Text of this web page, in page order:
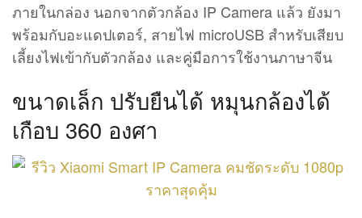
ภายในกล่อง นอกจากตัวกล้อง IP Camera แล้ว ยังมา
พร้อมกับอะแดปเตอร์, สายไฟ microUSB สำหรับเสียบ
เลี้ยงไฟเข้ากับตัวกล้อง และคู่มือการใช้งานภาษาจีน
ขนาดเล็ก ปรับยืนได้ หมุนกล้องได้
เกือบ 360 องศา